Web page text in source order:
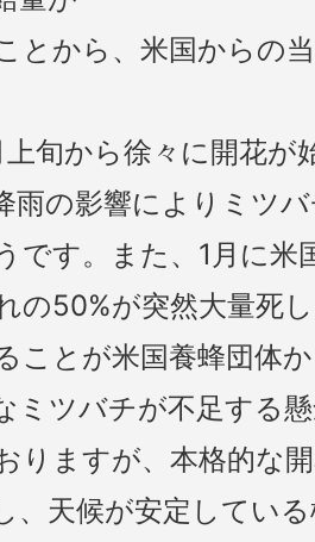
とから、米国からの
旬から徐々に開花が
雨の影響によりミツ
です。また、1月に米
の50%が突然大量死
ことが米国養蜂団体
ミツバチが不足する
りますが、本格的な
、天候が安定してい